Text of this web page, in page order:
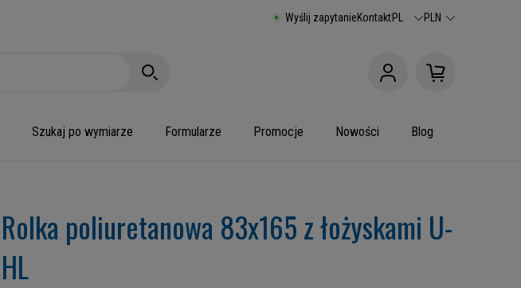
Wyślij zapytanieKontaktPL PLN
Szukaj po wymiarze Formularze Promocje Nowości Blog
Rolka poliuretanowa 83x165 z łożyskami U-
HL